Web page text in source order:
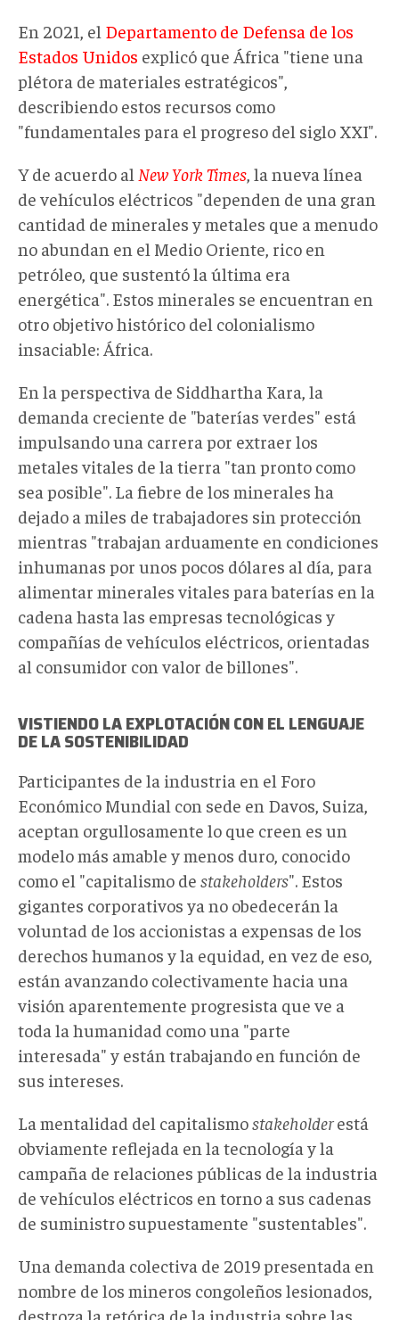
En 2021, el Departamento de Defensa de los
Estados Unidos explicó que África "tiene una
plétora de materiales estratégicos",
describiendo estos recursos como
"fundamentales para el progreso del siglo XXI".
Y de acuerdo al New York Times , la nueva línea
de vehículos eléctricos "dependen de una gran
cantidad de minerales y metales que a menudo
no abundan en el Medio Oriente, rico en
petróleo, que sustentó la última era
energética". Estos minerales se encuentran en
otro objetivo histórico del colonialismo
insaciable: África.
En la perspectiva de Siddhartha Kara, la
demanda creciente de "baterías verdes" está
impulsando una carrera por extraer los
metales vitales de la tierra "tan pronto como
sea posible". La fiebre de los minerales ha
dejado a miles de trabajadores sin protección
mientras "trabajan arduamente en condiciones
inhumanas por unos pocos dólares al día, para
alimentar minerales vitales para baterías en la
cadena hasta las empresas tecnológicas y
compañías de vehículos eléctricos, orientadas
al consumidor con valor de billones".
VISTIENDO LA EXPLOTACIÓN CON EL LENGUAJE
DE LA SOSTENIBILIDAD
Participantes de la industria en el Foro
Económico Mundial con sede en Davos, Suiza,
aceptan orgullosamente lo que creen es un
modelo más amable y menos duro, conocido
como el "capitalismo de stakeholders". Estos
gigantes corporativos ya no obedecerán la
voluntad de los accionistas a expensas de los
derechos humanos y la equidad, en vez de eso,
están avanzando colectivamente hacia una
visión aparentemente progresista que ve a
toda la humanidad como una "parte
interesada" y están trabajando en función de
sus intereses.
La mentalidad del capitalismostakeholderestá
obviamente reflejada en la tecnología y la
campaña de relaciones públicas de la industria
de vehículos eléctricos en torno a sus cadenas
de suministro supuestamente "sustentables".
Una demanda colectiva de 2019 presentada en
nombre de los mineros congoleños lesionados,
destroza la retórica de la industria sobre las